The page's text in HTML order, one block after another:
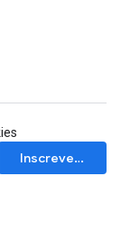
Inscrever-se